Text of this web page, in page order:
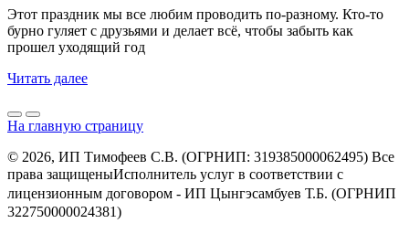
Этот праздник мы все любим проводить по-разному. Кто-то
бурно гуляет с друзьями и делает всё, чтобы забыть как
прошел уходящий год
Читать далее
На главную страницу
© 2026, ИП Тимофеев С.В. (ОГРНИП: 319385000062495) Все
права защищеныㅤㅤㅤㅤㅤㅤㅤㅤㅤㅤИсполнитель услуг в соответствии с
лицензионным договором - ㅤㅤㅤㅤㅤㅤИП Цынгэсамбуев Т.Б. (ОГРНИП
322750000024381)